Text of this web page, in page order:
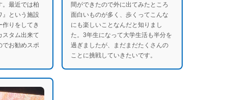
。最近では柏
』という施設
作りをしてき
スタム出来て
でお勧めスポ
間ができたので外に出てみたところ
面白いものが多く、歩くってこんな
にも楽しいことなんだと知りまし
た。3年生になって大学生活も半分を
過ぎましたが、まだまだたくさんの
ことに挑戦していきたいです。